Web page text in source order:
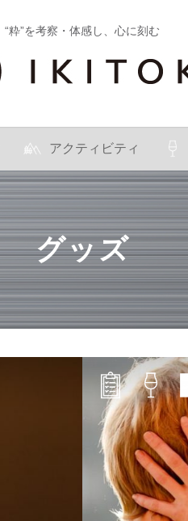
“粋”を考察・体感し、心に刻む
アクティビティ
グッズ